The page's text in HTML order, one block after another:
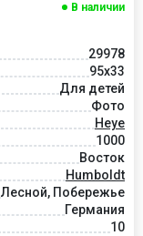
В наличии
29978
95x33
Для детей
Фото
Heye
1000
Восток
Humboldt
Лесной, Побережье
Германия
10